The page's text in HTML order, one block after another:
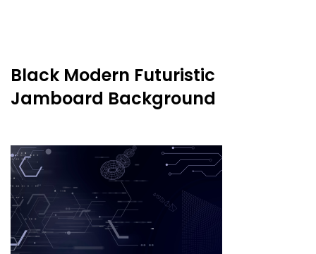
Black Modern Futuristic
Jamboard Background